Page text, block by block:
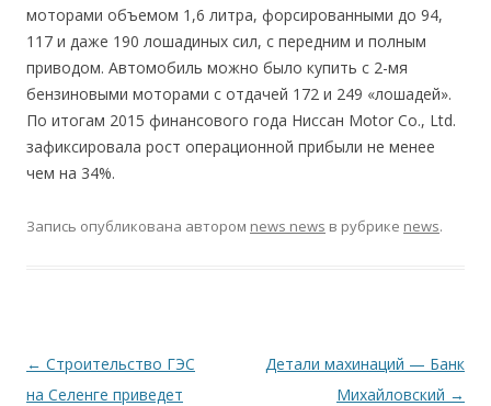
моторами объемом 1,6 литра, форсированными до 94,
117 и даже 190 лошадиных сил, с передним и полным
приводом. Автомобиль можно было купить с 2-мя
бензиновыми моторами с отдачей 172 и 249 «лошадей».
По итогам 2015 финансового года Ниссан Motor Co., Ltd.
зафиксировала рост операционной прибыли не менее
чем на 34%.
Запись опубликована автором news news в рубрике news.
Навигация по записям
← Строительство ГЭС
на Селенге приведет
Детали махинаций — Банк
Михайловский →